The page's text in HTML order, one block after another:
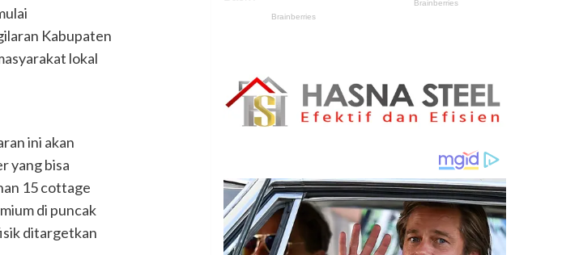
Kabupaten
lokal
ini akan
yang bisa
15 cottage
di puncak
ditargetkan